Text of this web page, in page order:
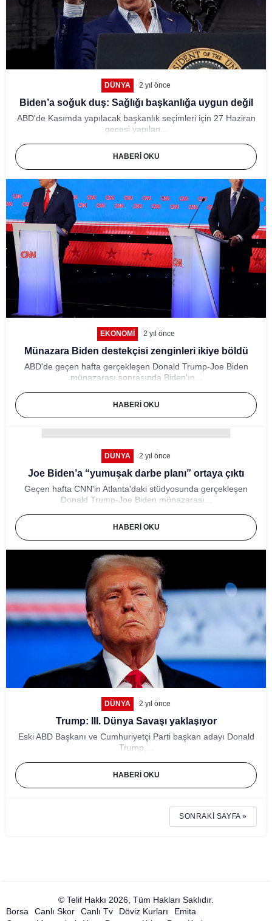
DÜNYA 2 yıl önce
Biden’a soğuk duş: Sağlığı başkanlığa uygun değil
ABD'de Kasımda yapılacak başkanlık seçimleri için 27 Haziran
gecesi yapılan...
HABERI OKU
EKONOMI 2 yıl önce
Münazara Biden destekçisi zenginleri ikiye böldü
ABD'de geçen hafta gerçekleşen Donald Trump-Joe Biden
münazarası sonrasında Biden'ın...
HABERI OKU
DÜNYA 2 yıl önce
Joe Biden’a “yumuşak darbe planı” ortaya çıktı
Geçen hafta CNN'in Atlanta'daki stüdyosunda gerçekleşen
Donald Trump-Joe Biden münazarası...
HABERI OKU
DÜNYA 2 yıl önce
Trump: III. Dünya Savaşı yaklaşıyor
Eski ABD Başkanı ve Cumhuriyetçi Parti başkan adayı Donald
Trump,...
HABERI OKU
SONRAKI SAYFA »
© Telif Hakkı 2026, Tüm Hakları Saklıdır.
Borsa
Canlı Skor Canlı Tv Döviz Kurları
Emita